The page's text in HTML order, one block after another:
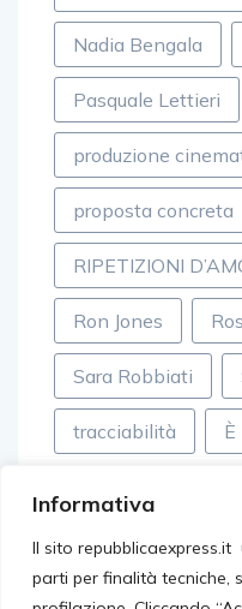
Informativa
Il sito
parti per finalità tecniche,
Nadia Bengala
Pasquale Lettieri
produzione
proposta concreta
RIPETIZIONI
Ron Jones
Sara Robbiati
tracciabilità È